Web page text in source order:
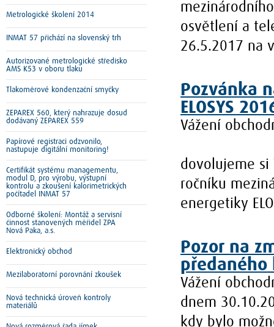
osvětlení a
26.5.2017 na
Pozvánka
ELOSYS
Vážení
dovolujeme si
ročníku
energetiky
Pozor na
předaného
Vážení
dnem
kdy bylo
Metrologické školení 2014
INMAT 57 přichází na slovenský trh
Autorizované metrologické středisko
AMS K53 v oboru tlaku
Tlakoměrové kondenzační smyčky
ZEPAREX 560, který nahrazuje dosud
dodávaný ZEPAREX 559
Papírové registraci odzvonilo,
nastupuje digitální monitoring!
Certifikát systému managementu,
modul D, pro výrobu, výstupní
kontrolu a zkoušení kalorimetrických
počítadel INMAT 57
Odborné školení: Montáž a servisní
činnost stanovených měřidel ZPA
Nová Paka, a.s.
Elektronický obchod
Mezilaboratorní porovnání zkoušek
Nová technická úroveň kontroly
materiálů